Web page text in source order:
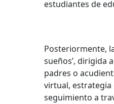
estudiantes de
Posteriormente,
sueños’, dirigida
padres o
virtual, estrategia
seguimiento a